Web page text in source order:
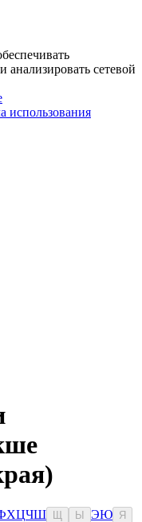
анализировать сетевой
использования
ХЦЧШ Ы ЭЮ Я